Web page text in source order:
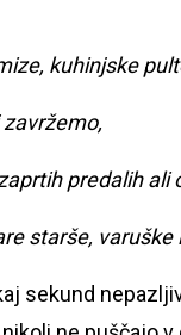
kuhinjske
predalih ali
starše, varuške
sekund